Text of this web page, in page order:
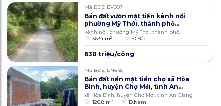
Mã BĐS: DV007
Bán đất vườn mặt tiền kênh nổi
phường Mỹ Thới, thành phố
Long Xuyên, An Giang 3634m2
kênh nổi, phường Mỹ Thới, thành phố
Long Xuyên
3634 m2 Đ.Bắc
630 triệu/công
Mã BĐS: DN645
Bán đất nền mặt tiền chợ xã Hòa
Bình, huyện Chợ Mới, tỉnh An
Giang 126.8m2
xã Hòa Bình, huyện Chợ Mới, tỉnh An Giang
126.8 m2 Đ.Nam